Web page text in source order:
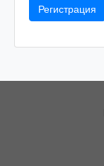
Регистрация